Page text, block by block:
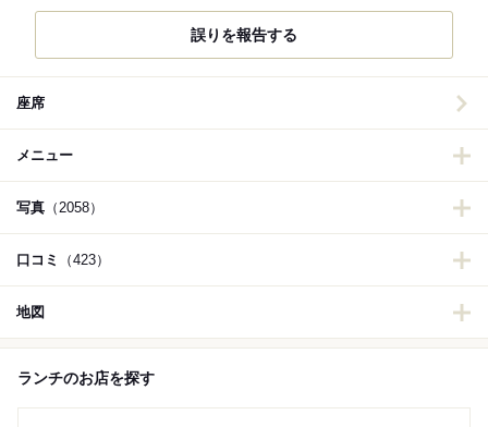
誤りを報告する
座席
メニュー
写真 （2058）
口コミ （423）
地図
ランチのお店を探す